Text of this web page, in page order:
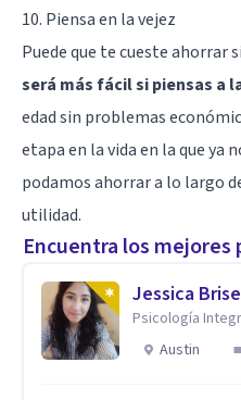
10. Piensa en la vejez
Puede que te cueste ahorrar
será más fácil si piensas a
edad sin problemas
etapa en la vida en la que ya
podamos ahorrar a lo largo
utilidad.
Encuentra los
Jessica
Psicología
Austin